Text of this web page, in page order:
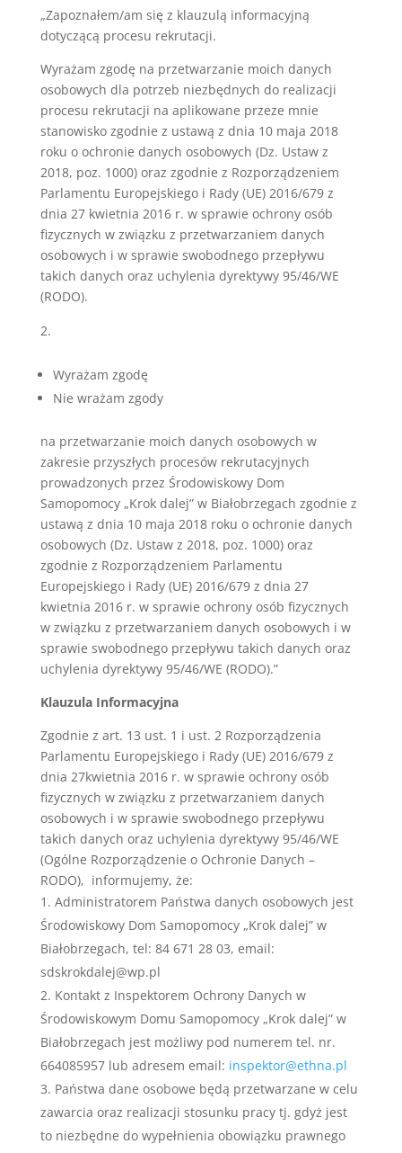
„Zapoznałem/am się z klauzulą informacyjną
dotyczącą procesu rekrutacji.
Wyrażam zgodę na przetwarzanie moich danych
osobowych dla potrzeb niezbędnych do realizacji
procesu rekrutacji na aplikowane przeze mnie
stanowisko zgodnie z ustawą z dnia 10 maja 2018
roku o ochronie danych osobowych (Dz. Ustaw z
2018, poz. 1000) oraz zgodnie z Rozporządzeniem
Parlamentu Europejskiego i Rady (UE) 2016/679 z
dnia 27 kwietnia 2016 r. w sprawie ochrony osób
fizycznych w związku z przetwarzaniem danych
osobowych i w sprawie swobodnego przepływu
takich danych oraz uchylenia dyrektywy 95/46/WE
(RODO).
Wyrażam zgodę
Nie wrażam zgody
na przetwarzanie moich danych osobowych w
zakresie przyszłych procesów rekrutacyjnych
prowadzonych przez Środowiskowy Dom
Samopomocy „Krok dalej” w Białobrzegach zgodnie z
ustawą z dnia 10 maja 2018 roku o ochronie danych
osobowych (Dz. Ustaw z 2018, poz. 1000) oraz
zgodnie z Rozporządzeniem Parlamentu
Europejskiego i Rady (UE) 2016/679 z dnia 27
kwietnia 2016 r. w sprawie ochrony osób fizycznych
w związku z przetwarzaniem danych osobowych i w
sprawie swobodnego przepływu takich danych oraz
uchylenia dyrektywy 95/46/WE (RODO).”
Klauzula Informacyjna
Zgodnie z art. 13 ust. 1 i ust. 2 Rozporządzenia
Parlamentu Europejskiego i Rady (UE) 2016/679 z
dnia 27kwietnia 2016 r. w sprawie ochrony osób
fizycznych w związku z przetwarzaniem danych
osobowych i w sprawie swobodnego przepływu
takich danych oraz uchylenia dyrektywy 95/46/WE
(Ogólne Rozporządzenie o Ochronie Danych –
RODO), informujemy, że:
Administratorem Państwa danych osobowych jest
Środowiskowy Dom Samopomocy „Krok dalej” w
Białobrzegach, tel: 84 671 28 03, email:
sdskrokdalej@wp.pl
Kontakt z Inspektorem Ochrony Danych w
Środowiskowym Domu Samopomocy „Krok dalej” w
Białobrzegach jest możliwy pod numerem tel. nr.
664085957 lub adresem email: inspektor@ethna.pl
Państwa dane osobowe będą przetwarzane w celu
zawarcia oraz realizacji stosunku pracy tj. gdyż jest
to niezbędne do wypełnienia obowiązku prawnego